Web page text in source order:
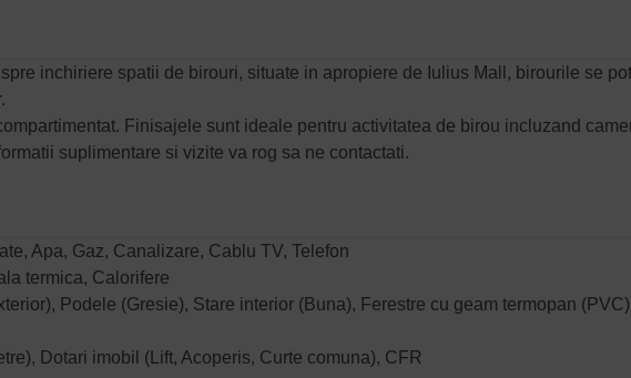
inchiriere spatii de birouri, situate in apropiere de Iulius Mall, birourile se pot
Finisajele sunt ideale pentru activitatea de birou incluzand
suplimentare si vizite va rog sa ne contactati.
Apa, Gaz, Canalizare, Cablu TV, Telefon
termica, Calorifere
Podele (Gresie), Stare interior (Buna), Ferestre cu geam termopan
Dotari imobil (Lift, Acoperis, Curte comuna), CFR